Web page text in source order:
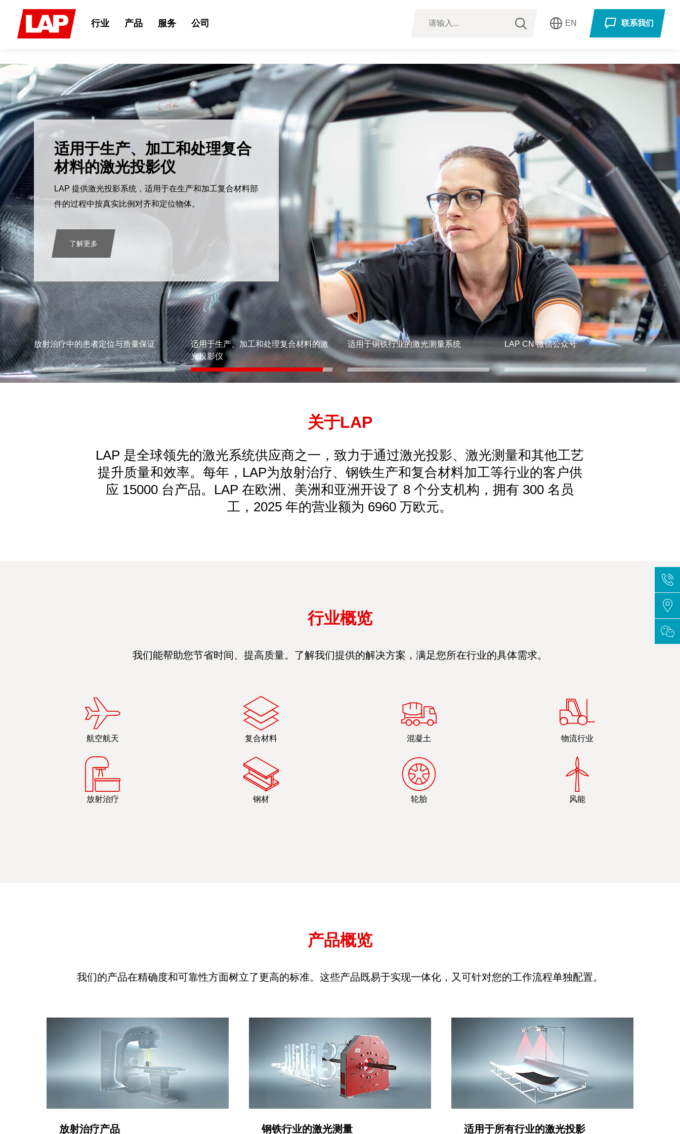
行业 产品 服务 公司 EN 联系我们
适用于钢铁行业的激光测量系
统
LAP 基于激光的非接触式测量系统是轧钢厂用于实现非接
触式质量保证的先进解决方案。
了解更多
放射治疗中的患者定位与质量保证
适用于生产、加工和处理复合材料的激
光投影仪
适用于钢铁行业的激光测量系统 LAP CN 微信公众号
关于LAP
LAP 是全球领先的激光系统供应商之一，致力于通过激光投影、激光测量和其他工艺
提升质量和效率。每年，LAP为放射治疗、钢铁生产和复合材料加工等行业的客户供
应 15000 台产品。LAP 在欧洲、美洲和亚洲开设了 8 个分支机构，拥有 300 名员
工，2025 年的营业额为 6960 万欧元。
行业概览
我们能帮助您节省时间、提高质量。了解我们提供的解决方案，满足您所在行业的具体需求。
航空航天 复合材料 混凝土 物流行业
放射治疗 钢材 轮胎 风能
产品概览
我们的产品在精确度和可靠性方面树立了更高的标准。这些产品既易于实现一体化，又可针对您的工作流程单独配置。
放射治疗产品 钢铁行业的激光测量 适用于所有行业的激光投影